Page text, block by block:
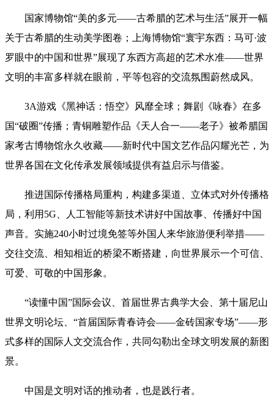
国家博物馆“美的多元——古希腊的艺术与生活”展开一幅
关于古希腊的生动美学图卷；上海博物馆“寰宇东西：马可·波
罗眼中的中国和世界”展现了东西方高超的艺术水准——世界
文明的丰富多样就在眼前，平等包容的交流氛围蔚然成风。
3A游戏《黑神话：悟空》风靡全球；舞剧《咏春》在多
国“破圈”传播；青铜雕塑作品《天人合一——老子》被希腊国
家考古博物馆永久收藏——新时代中国文艺作品闪耀光芒，为
世界各国在文化传承发展领域提供有益启示与借鉴。
推进国际传播格局重构，构建多渠道、立体式对外传播格
局，利用5G、人工智能等新技术讲好中国故事、传播好中国
声音。实施240小时过境免签等外国人来华旅游便利举措——
交往交流、相知相近的桥梁不断搭建，向世界展示一个可信、
可爱、可敬的中国形象。
“读懂中国”国际会议、首届世界古典学大会、第十届尼山
世界文明论坛、“首届国际青春诗会——金砖国家专场”——形
式多样的国际人文交流合作，共同勾勒出全球文明发展的新图
景。
中国是文明对话的推动者，也是践行者。